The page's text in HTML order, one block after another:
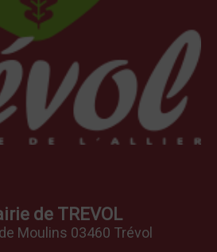
de TREVOL
Moulins 03460 Trévol